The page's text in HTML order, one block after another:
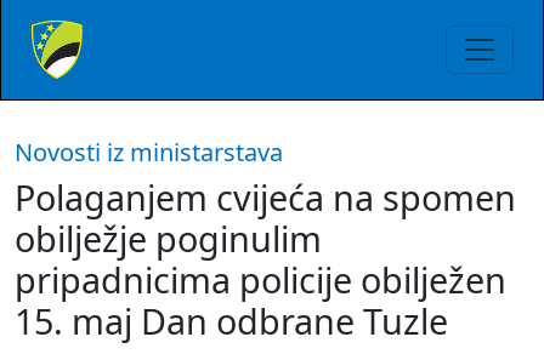
Novosti iz ministarstava
Polaganjem cvijeća na spomen
obilježje poginulim
pripadnicima policije obilježen
15. maj Dan odbrane Tuzle